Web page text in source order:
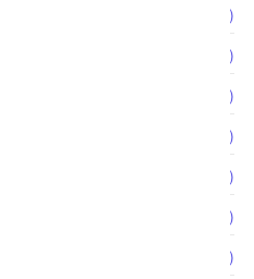
(1)
(2)
(1)
(1)
(1)
(2)
(2)